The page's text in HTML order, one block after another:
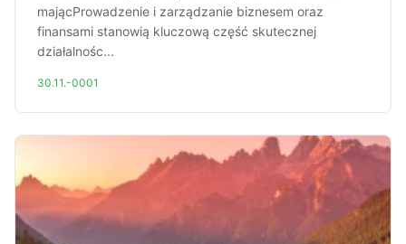
mającProwadzenie i zarządzanie biznesem oraz
finansami stanowią kluczową część skutecznej
działalnośc...
30.11.-0001